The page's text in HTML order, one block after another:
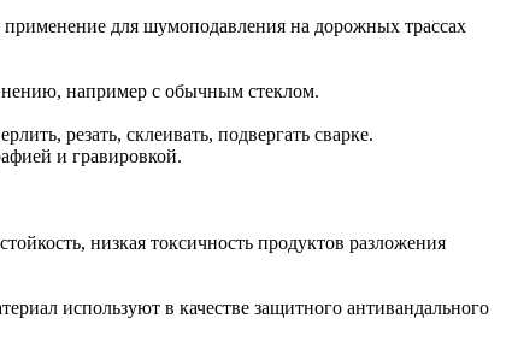
для шумоподавления на дорожных трассах
например с обычным стеклом.
резать, склеивать, подвергать сварке.
и гравировкой.
низкая токсичность продуктов разложения
используют в качестве защитного антивандального